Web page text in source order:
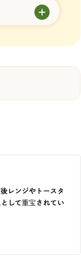
レンジやトースタ
して重宝されてい